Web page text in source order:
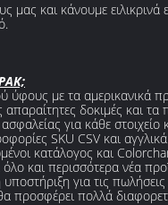
και κάνουμε ειλικρινά
ύφους με τα
απαραίτητες δοκιμές και
για κάθε
SKU CSV και
κατάλογος και
και περισσότερα νέα
για τις
προσφέρει πολλά